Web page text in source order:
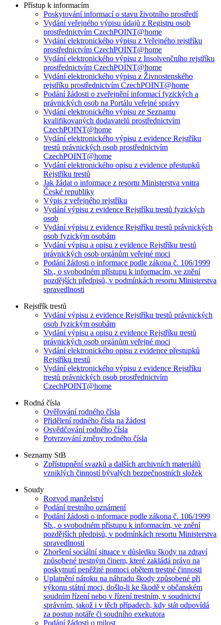
Přístup k informacím
Poskytování informací o stavu životního prostředí
Vydání veřejného výpisu údajů z Registru osob
prostřednictvím CzechPOINT@home
Vydání elektronického výpisu z Veřejného rejstříku
prostřednictvím CzechPOINT@home
Vydání elektronického výpisu z Insolvenčního rejstříku
prostřednictvím CzechPOINT@home
Vydání elektronického výpisu z Živnostenského
rejstříku prostřednictvím CzechPOINT@home
Podání žádosti o zveřejnění informací fyzických a
právnických osob na Portálu veřejné správy
Vydání elektronického výpisu ze Seznamu
kvalifikovaných dodavatelů prostřednictvím
CzechPOINT@home
Vydání elektronického výpisu z evidence Rejstříku
trestů právnických osob prostřednictvím
CzechPOINT@home
Vydání elektronického opisu z evidence přestupků
Rejstříku trestů
Jak žádat o informace z resortu Ministerstva vnitra
České republiky
Výpis z veřejného rejstříku
Vydání výpisu z evidence Rejstříku trestů fyzických
osob
Vydání výpisu z evidence Rejstříku trestů právnických
osob fyzickým osobám
Vydání výpisu a opisu z evidence Rejstříku trestů
právnických osob orgánům veřejné moci
Podání žádosti o informace podle zákona č. 106/1999
Sb., o svobodném přístupu k informacím, ve znění
pozdějších předpisů, v podmínkách resortu Ministerstva
spravedlnosti
Rejstřík trestů
Vydání výpisu z evidence Rejstříku trestů právnických
osob fyzickým osobám
Vydání výpisu a opisu z evidence Rejstříku trestů
právnických osob orgánům veřejné moci
Vydání elektronického opisu z evidence přestupků
Rejstříku trestů
Vydání elektronického výpisu z evidence Rejstříku
trestů právnických osob prostřednictvím
CzechPOINT@home
Rodná čísla
Ověřování rodného čísla
Přidělení rodného čísla na žádost
Osvědčování rodného čísla
Potvrzování změny rodného čísla
Seznamy StB
Zpřístupnění svazků a dalších archivních materiálů
vzniklých činností bývalých bezpečnostních složek
Soudy
Rozvod manželství
Podání trestního oznámení
Podání žádosti o informace podle zákona č. 106/1999
Sb., o svobodném přístupu k informacím, ve znění
pozdějších předpisů, v podmínkách resortu Ministerstva
spravedlnosti
Zhoršení sociální situace v důsledku škody na zdraví
způsobené trestným činem, které zakládá právo na
poskytnutí peněžité pomoci obětem trestné činnosti
Uplatnění nároku na náhradu škody způsobené při
výkonu státní moci, došlo-li ke škodě v občanském
soudním řízení nebo v řízení trestním, v soudnictví
správním, jakož i v těch případech, kdy stát odpovídá
za postup notáře či soudního exekutora
Podání žádosti o milost